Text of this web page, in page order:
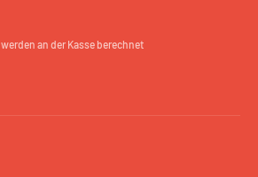
werden an der Kasse berechnet